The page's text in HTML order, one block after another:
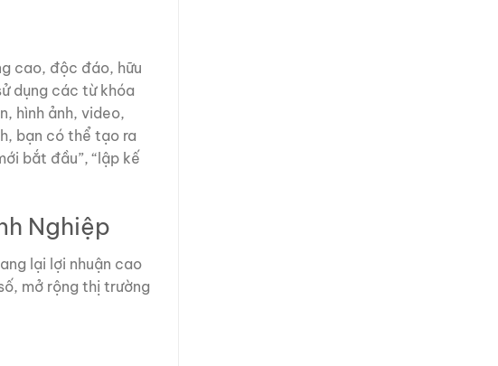
cao, độc đáo, hữu
dụng các từ khóa
hình ảnh, video,
bạn có thể tạo ra
bắt đầu”, “lập kế
Nghiệp
lại lợi nhuận cao
mở rộng thị trường